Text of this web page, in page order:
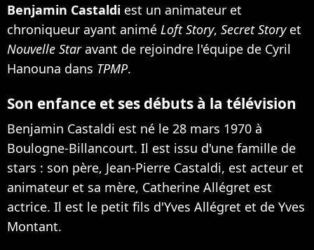
Benjamin Castaldi est un animateur et
chroniqueur ayant animé Loft Story, Secret Storyet
Nouvelle Staravant de rejoindre l'équipe de Cyril
Hanouna dans TPMP.
Son enfance et ses débuts à la télévision
Benjamin Castaldi est né le 28 mars 1970 à
Boulogne-Billancourt. Il est issu d'une famille de
stars : son père, Jean-Pierre Castaldi, est acteur et
animateur et sa mère, Catherine Allégret est
actrice. Il est le petit fils d'Yves Allégret et de Yves
Montant.